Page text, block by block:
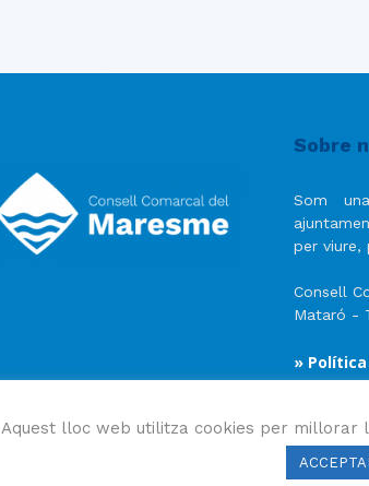
Sobre
Som
per viure,
Consell
Mataró -
»
Aquest lloc web utilitza cookies per millorar